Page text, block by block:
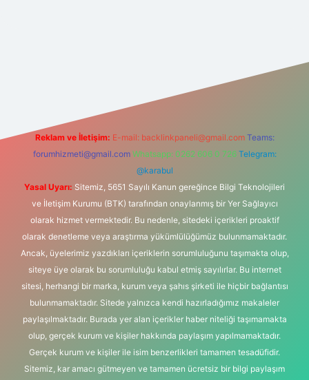
Reklam ve İletişim: E-mail: backlinkpaneli@gmail.com Teams:
forumhizmeti@gmail.com Whatsapp: 0262 606 0 726 Telegram:
@karabul
Yasal Uyarı: Sitemiz, 5651 Sayılı Kanun gereğince Bilgi Teknolojileri
ve İletişim Kurumu (BTK) tarafından onaylanmış bir Yer Sağlayıcı
olarak hizmet vermektedir. Bu nedenle, sitedeki içerikleri proaktif
olarak denetleme veya araştırma yükümlülüğümüz bulunmamaktadır.
Ancak, üyelerimiz yazdıkları içeriklerin sorumluluğunu taşımakta olup,
siteye üye olarak bu sorumluluğu kabul etmiş sayılırlar. Bu internet
sitesi, herhangi bir marka, kurum veya şahıs şirketi ile hiçbir bağlantısı
bulunmamaktadır. Sitede yalnızca kendi hazırladığımız makaleler
paylaşılmaktadır. Burada yer alan içerikler haber niteliği taşımamakta
olup, gerçek kurum ve kişiler hakkında paylaşım yapılmamaktadır.
Gerçek kurum ve kişiler ile isim benzerlikleri tamamen tesadüfidir.
Sitemiz, kar amacı gütmeyen ve tamamen ücretsiz bir bilgi paylaşım